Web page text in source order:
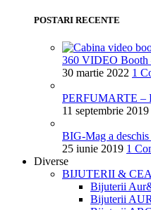
POSTARI RECENTE
360 VIDEO Booth
30 martie 2022 1
PERFUMARTE –
11 septembrie 2019
BIG-Mag a
25 iunie 2019 1
Diverse
BIJUTERII &
Bijuterii
Bijuterii